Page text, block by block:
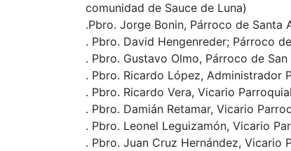
comunidad de Sauce de Luna)
.Pbro. Jorge Bonin, Párroco de Santa
. Pbro. David Hengenreder; Párroco
. Pbro. Gustavo Olmo, Párroco de San
. Pbro. Ricardo López, Administrador
. Pbro. Ricardo Vera, Vicario
. Pbro. Damián Retamar, Vicario
. Pbro. Leonel Leguizamón, Vicario
. Pbro. Juan Cruz Hernández, Vicario